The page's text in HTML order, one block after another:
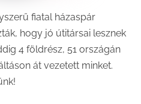
fiatal házaspár
hogy jó útitársai lesznek
4 földrész, 51 országán
át vezetett minket.